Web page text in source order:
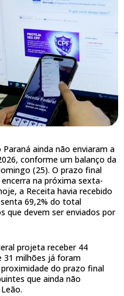
ainda não enviaram a
conforme um balanço da
(25). O prazo final
na próxima sexta-
a Receita havia recebido
69,2% do total
que devem ser enviados por
projeta receber 44
31 milhões já foram
do prazo final
que ainda não